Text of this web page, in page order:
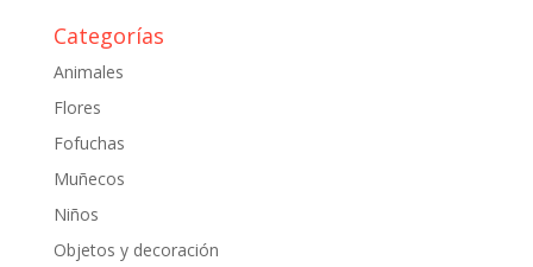
Categorías
Animales
Flores
Fofuchas
Muñecos
Niños
Objetos y decoración